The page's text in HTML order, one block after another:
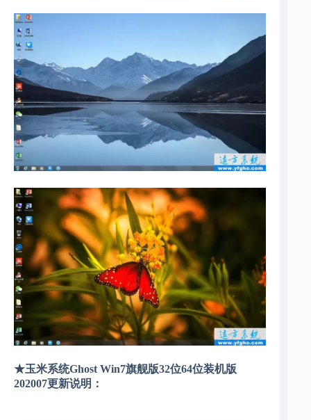
★玉米系统Ghost Win7旗舰版32位64位装机版
202007更新说明：